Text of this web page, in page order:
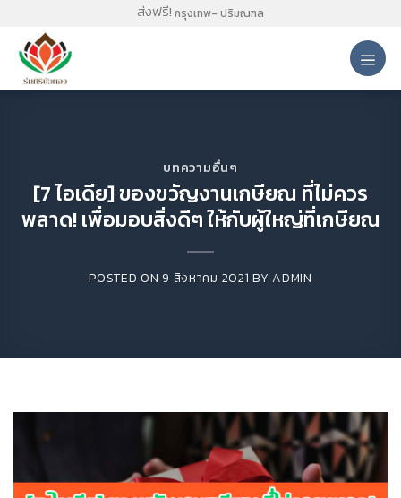
content
ส่งฟรี! กรุงเทพ- ปริมณฑล
บทความอื่นๆ
[7 ไอเดีย] ของขวัญงานเกษียณ ที่ไม่ควร
พลาด! เพื่อมอบสิ่งดีๆ ให้กับผู้ใหญ่ที่เกษียณ
POSTED ON9 สิงหาคม 2021 BYADMIN